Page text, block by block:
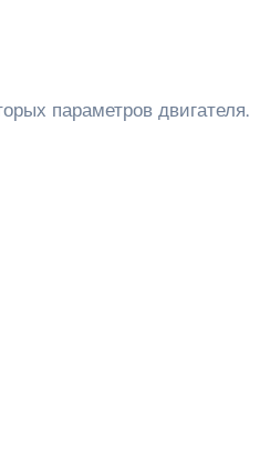
параметров двигателя.